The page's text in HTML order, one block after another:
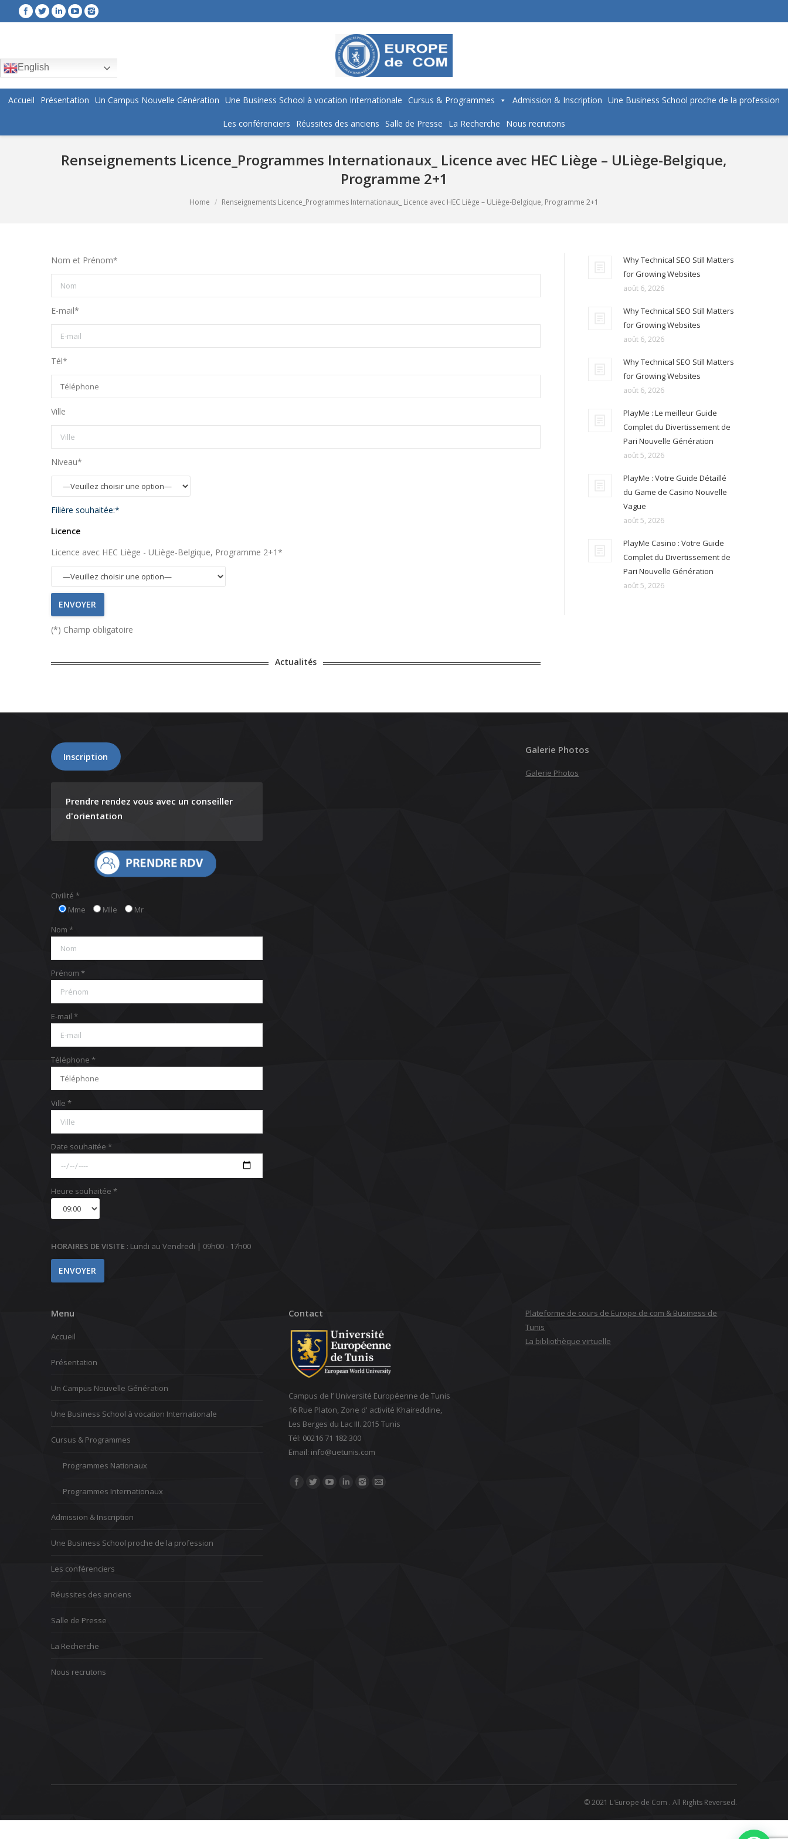
Accueil Présentation Un Campus Nouvelle Génération Une Business School à vocation Internationale Cursus & Programmes Admission & Inscription Une Business School proche de la profession
Les conférenciers Réussites des anciens Salle de Presse La Recherche Nous recrutons
Renseignements Licence_Programmes Internationaux_ Licence avec HEC Liège – ULiège-Belgique,
Programme 2+1
Home Renseignements Licence_Programmes Internationaux_ Licence avec HEC Liège – ULiège-Belgique, Programme 2+1
Nom et Prénom*
E-mail*
Tél*
Ville
Niveau*
Filière souhaitée:*
Licence
Licence avec HEC Liège - ULiège-Belgique, Programme 2+1*
(*) Champ obligatoire
Actualités
Why Technical SEO Still Matters
for Growing Websites
août 6, 2026
Why Technical SEO Still Matters
for Growing Websites
août 6, 2026
Why Technical SEO Still Matters
for Growing Websites
août 6, 2026
PlayMe : Le meilleur Guide
Complet du Divertissement de
Pari Nouvelle Génération
août 5, 2026
PlayMe : Votre Guide Détaillé
du Game de Casino Nouvelle
Vague
août 5, 2026
PlayMe Casino : Votre Guide
Complet du Divertissement de
Pari Nouvelle Génération
août 5, 2026
Inscription
Prendre rendez vous avec un conseiller
d'orientation
Civilité *
Mme
Mlle
Mr
Nom *
Prénom *
E-mail *
Téléphone *
Ville *
Date souhaitée *
Heure souhaitée *
HORAIRES DE VISITE : Lundi au Vendredi | 09h00 - 17h00
Galerie Photos
Galerie Photos
Menu
Accueil
Présentation
Un Campus Nouvelle Génération
Une Business School à vocation Internationale
Cursus & Programmes
Programmes Nationaux
Programmes Internationaux
Admission & Inscription
Une Business School proche de la profession
Les conférenciers
Réussites des anciens
Salle de Presse
La Recherche
Nous recrutons
Contact
Campus de l’ Université Européenne de Tunis
16 Rue Platon, Zone d' activité Khaireddine,
Les Berges du Lac III. 2015 Tunis
Tél: 00216 71 182 300
Email: ‎info@uetunis.com
Find us on:
Plateforme de cours de Europe de com & Business de
Tunis
La bibliothèque virtuelle
© 2021 L'Europe de Com . All Rights Reversed.
English